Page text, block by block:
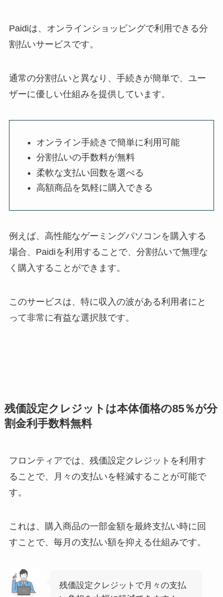
Paidiは、オンラインショッピングで利用できる分
割払いサービスです。
通常の分割払いと異なり、手続きが簡単で、ユー
ザーに優しい仕組みを提供しています。
オンライン手続きで簡単に利用可能
分割払いの手数料が無料
柔軟な支払い回数を選べる
高額商品を気軽に購入できる
例えば、高性能なゲーミングパソコンを購入する
場合、Paidiを利用することで、分割払いで無理な
く購入することができます。
このサービスは、特に収入の波がある利用者にと
って非常に有益な選択肢です。
残価設定クレジットは本体価格の85％が分
割金利手数料無料
フロンティアでは、残価設定クレジットを利用す
ることで、月々の支払いを軽減することが可能で
す。
これは、購入商品の一部金額を最終支払い時に回
すことで、毎月の支払い額を抑える仕組みです。
残価設定クレジットで月々の支払